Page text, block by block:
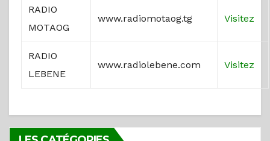
RADIO
MOTAOG
www.radiomotaog.tg Visitez
RADIO
LEBENE
www.radiolebene.com Visitez